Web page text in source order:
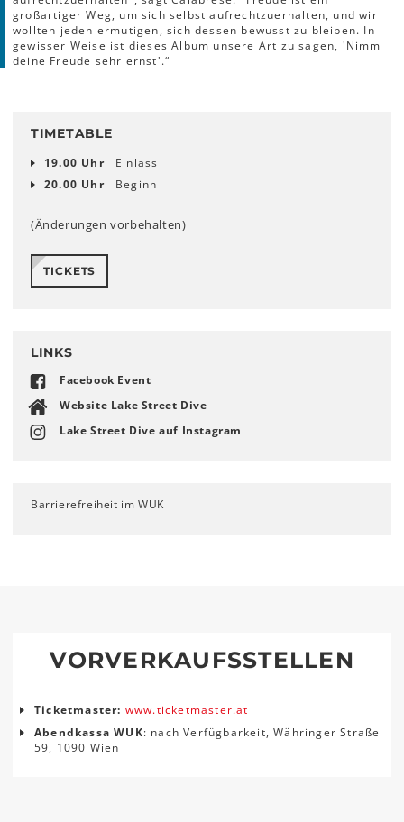
großartiger Weg, um sich selbst aufrechtzuerhalten, und wir
wollten jeden ermutigen, sich dessen bewusst zu bleiben. In
gewisser Weise ist dieses Album unsere Art zu sagen, 'Nimm
deine Freude sehr ernst'.“
TIMETABLE
19.00 Uhr
Einlass
20.00 Uhr
Beginn
(Änderungen vorbehalten)
TICKETS
LINKS
Facebook Event
Website Lake Street Dive
Lake Street Dive auf Instagram
Barrierefreiheit im WUK
VORVERKAUFSSTELLEN
Ticketmaster: www.ticketmaster.at
Abendkassa WUK: nach Verfügbarkeit, Währinger Straße
59, 1090 Wien